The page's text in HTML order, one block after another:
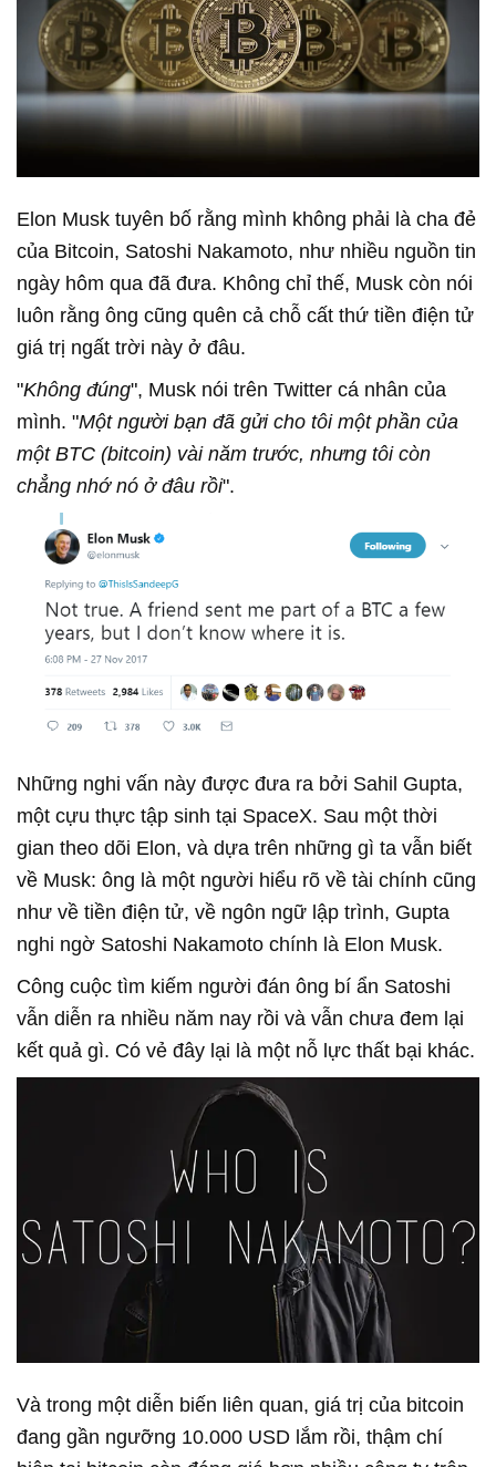
Elon Musk tuyên bố rằng mình không phải là cha đẻ
của Bitcoin, Satoshi Nakamoto, như nhiều nguồn tin
ngày hôm qua đã đưa. Không chỉ thế, Musk còn nói
luôn rằng ông cũng quên cả chỗ cất thứ tiền điện tử
giá trị ngất trời này ở đâu.
"Không đúng", Musk nói trên Twitter cá nhân của
mình. "Một người bạn đã gửi cho tôi một phần của
một BTC (bitcoin) vài năm trước, nhưng tôi còn
chẳng nhớ nó ở đâu rồi".
Những nghi vấn này được đưa ra bởi Sahil Gupta,
một cựu thực tập sinh tại SpaceX. Sau một thời
gian theo dõi Elon, và dựa trên những gì ta vẫn biết
về Musk: ông là một người hiểu rõ về tài chính cũng
như về tiền điện tử, về ngôn ngữ lập trình, Gupta
nghi ngờ Satoshi Nakamoto chính là Elon Musk.
Công cuộc tìm kiếm người đán ông bí ẩn Satoshi
vẫn diễn ra nhiều năm nay rồi và vẫn chưa đem lại
kết quả gì. Có vẻ đây lại là một nỗ lực thất bại khác.
Và trong một diễn biến liên quan, giá trị của bitcoin
đang gần ngưỡng 10.000 USD lắm rồi, thậm chí